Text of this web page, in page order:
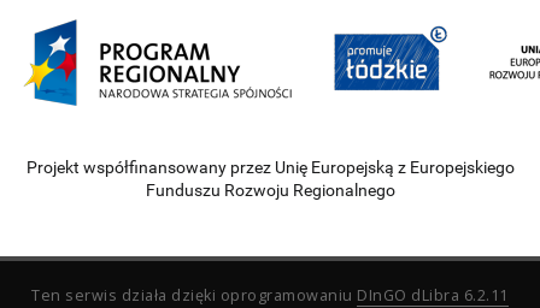
Projekt współfinansowany przez Unię Europejską z Europejskiego
Funduszu Rozwoju Regionalnego
Ten serwis działa dzięki oprogramowaniu DInGO dLibra 6.2.11